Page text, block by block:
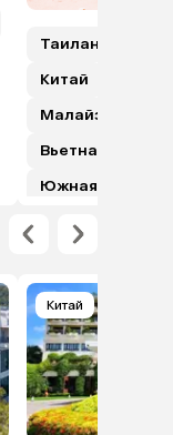
Таиланд
Китай
Малайзия (с
Вьетнам
Южная Корея
Китай